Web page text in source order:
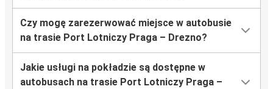
Czy mogę zarezerwować miejsce w autobusie
na trasie Port Lotniczy Praga – Drezno?
Jakie usługi na pokładzie są dostępne w
autobusach na trasie Port Lotniczy Praga –